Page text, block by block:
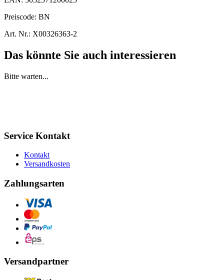
Preiscode: BN
Art. Nr.: X00326363-2
Das könnte Sie auch interessieren
Bitte warten...
Service Kontakt
Kontakt
Versandkosten
Zahlungsarten
Versandpartner